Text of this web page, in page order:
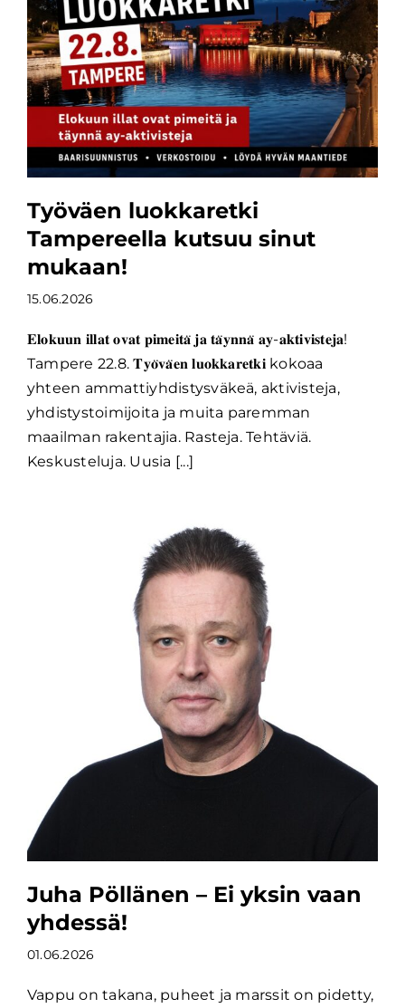
Työväen luokkaretki
Tampereella kutsuu sinut
mukaan!
15.06.2026
𝐄𝐥𝐨𝐤𝐮𝐮𝐧 𝐢𝐥𝐥𝐚𝐭 𝐨𝐯𝐚𝐭 𝐩𝐢𝐦𝐞𝐢𝐭𝐚̈ 𝐣𝐚 𝐭𝐚̈𝐲𝐧𝐧𝐚̈ 𝐚𝐲-𝐚𝐤𝐭𝐢𝐯𝐢𝐬𝐭𝐞𝐣𝐚!
Tampere 22.8. 𝐓𝐲𝐨̈𝐯𝐚̈𝐞𝐧 𝐥𝐮𝐨𝐤𝐤𝐚𝐫𝐞𝐭𝐤𝐢 kokoaa
yhteen ammattiyhdistysväkeä, aktivisteja,
yhdistystoimijoita ja muita paremman
maailman rakentajia. Rasteja. Tehtäviä.
Keskusteluja. Uusia [...]
Juha Pöllänen – Ei yksin vaan
yhdessä!
01.06.2026
Vappu on takana, puheet ja marssit on pidetty,